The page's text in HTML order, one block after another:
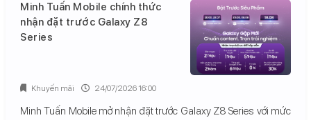
Minh Tuấn Mobile chính thức
nhận đặt trước Galaxy Z8
Series
Minh Tuấn Mobile mở nhận đặt trước Galaxy Z8 Series với mức
Khuyến mãi 24/07/2026 16:00